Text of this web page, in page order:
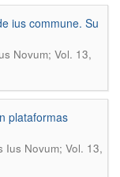
ius commune. Su
Novum; Vol. 13,
plataformas
Ius Novum; Vol. 13,